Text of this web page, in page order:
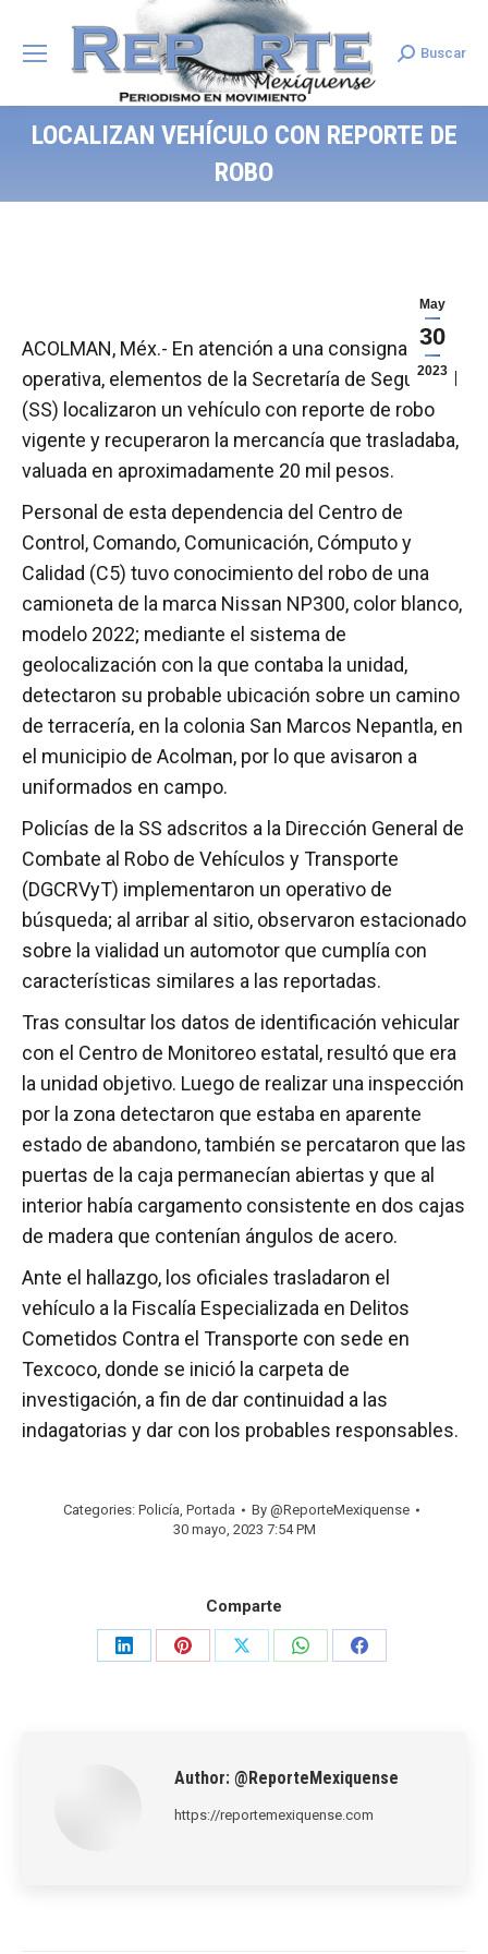
Search:
Buscar
LOCALIZAN VEHÍCULO CON REPORTE DE
ROBO
May
30
2023
ACOLMAN, Méx.- En atención a una consigna
operativa, elementos de la Secretaría de Seguridad
(SS) localizaron un vehículo con reporte de robo
vigente y recuperaron la mercancía que trasladaba,
valuada en aproximadamente 20 mil pesos.
Personal de esta dependencia del Centro de
Control, Comando, Comunicación, Cómputo y
Calidad (C5) tuvo conocimiento del robo de una
camioneta de la marca Nissan NP300, color blanco,
modelo 2022; mediante el sistema de
geolocalización con la que contaba la unidad,
detectaron su probable ubicación sobre un camino
de terracería, en la colonia San Marcos Nepantla, en
el municipio de Acolman, por lo que avisaron a
uniformados en campo.
Policías de la SS adscritos a la Dirección General de
Combate al Robo de Vehículos y Transporte
(DGCRVyT) implementaron un operativo de
búsqueda; al arribar al sitio, observaron estacionado
sobre la vialidad un automotor que cumplía con
características similares a las reportadas.
Tras consultar los datos de identificación vehicular
con el Centro de Monitoreo estatal, resultó que era
la unidad objetivo. Luego de realizar una inspección
por la zona detectaron que estaba en aparente
estado de abandono, también se percataron que las
puertas de la caja permanecían abiertas y que al
interior había cargamento consistente en dos cajas
de madera que contenían ángulos de acero.
Ante el hallazgo, los oficiales trasladaron el
vehículo a la Fiscalía Especializada en Delitos
Cometidos Contra el Transporte con sede en
Texcoco, donde se inició la carpeta de
investigación, a fin de dar continuidad a las
indagatorias y dar con los probables responsables.
Categories: Policía, Portada By @ReporteMexiquense
30 mayo, 2023 7:54 PM
Comparte
Share
Share
Share
Share
Share
Author: @ReporteMexiquense
https://reportemexiquense.com